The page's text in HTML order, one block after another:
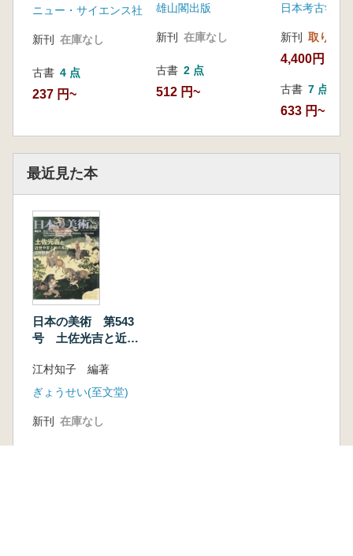
ニュー・サイエンス社
新刊 在庫なし
古書 4 点
237 円~
雄山閣出版
新刊 在庫なし
古書 2 点
512 円~
新刊 取り寄せ
4,400円
古書 7 点
633 円~
最近見た本
日本の美術 第543
号 土佐光吉と近世
江村知子 編著
ぎょうせい(至文堂)
新刊 在庫なし